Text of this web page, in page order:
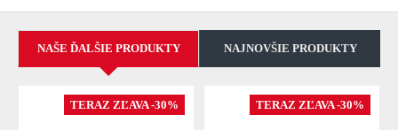
NAŠE ĎALŠIE PRODUKTY NAJNOVŠIE PRODUKTY
TERAZ ZĽAVA -30% TERAZ ZĽAVA -30%